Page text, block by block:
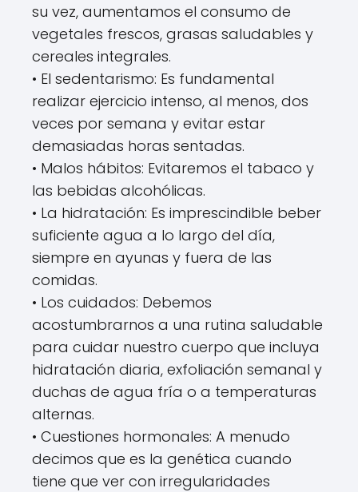
su vez, aumentamos el consumo de
vegetales frescos, grasas saludables y
cereales integrales.
• El sedentarismo: Es fundamental
realizar ejercicio intenso, al menos, dos
veces por semana y evitar estar
demasiadas horas sentadas.
• Malos hábitos: Evitaremos el tabaco y
las bebidas alcohólicas.
• La hidratación: Es imprescindible beber
suficiente agua a lo largo del día,
siempre en ayunas y fuera de las
comidas.
• Los cuidados: Debemos
acostumbrarnos a una rutina saludable
para cuidar nuestro cuerpo que incluya
hidratación diaria, exfoliación semanal y
duchas de agua fría o a temperaturas
alternas.
• Cuestiones hormonales: A menudo
decimos que es la genética cuando
tiene que ver con irregularidades